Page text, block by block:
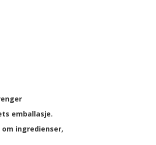
emballasje.
ingredienser,